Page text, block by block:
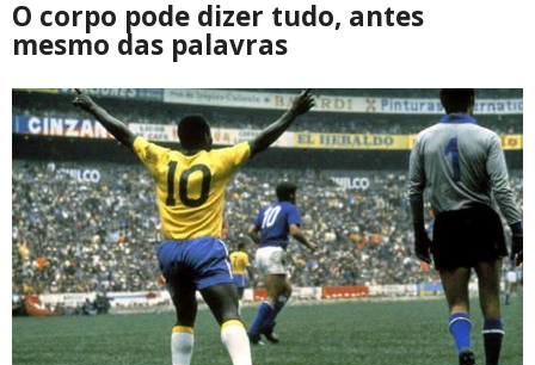
O corpo pode dizer tudo, antes
mesmo das palavras